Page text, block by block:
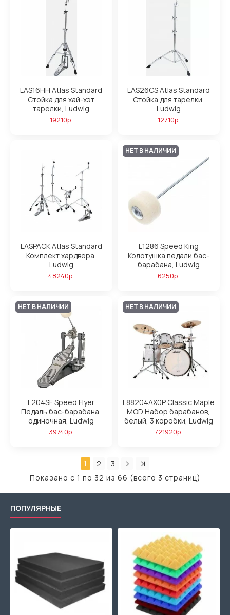
LAS16HH Atlas Standard
Стойка для хай-хэт
тарелки, Ludwig
19210р.
LAS26CS Atlas Standard
Стойка для тарелки,
Ludwig
12710р.
LASPACK Atlas Standard
Комплект хардвера,
Ludwig
48240р.
НЕТ В НАЛИЧИИ
L1286 Speed King
Колотушка педали бас-
барабана, Ludwig
6250р.
НЕТ В НАЛИЧИИ
L204SF Speed Flyer
Педаль бас-барабана,
одиночная, Ludwig
39740р.
НЕТ В НАЛИЧИИ
L88204AX0P Classic Maple
MOD Набор барабанов,
белый, 3 коробки, Ludwig
721920р.
1 2
3
Показано с 1 по 32 из 66 (всего 3 страниц)
ПОПУЛЯРНЫЕ